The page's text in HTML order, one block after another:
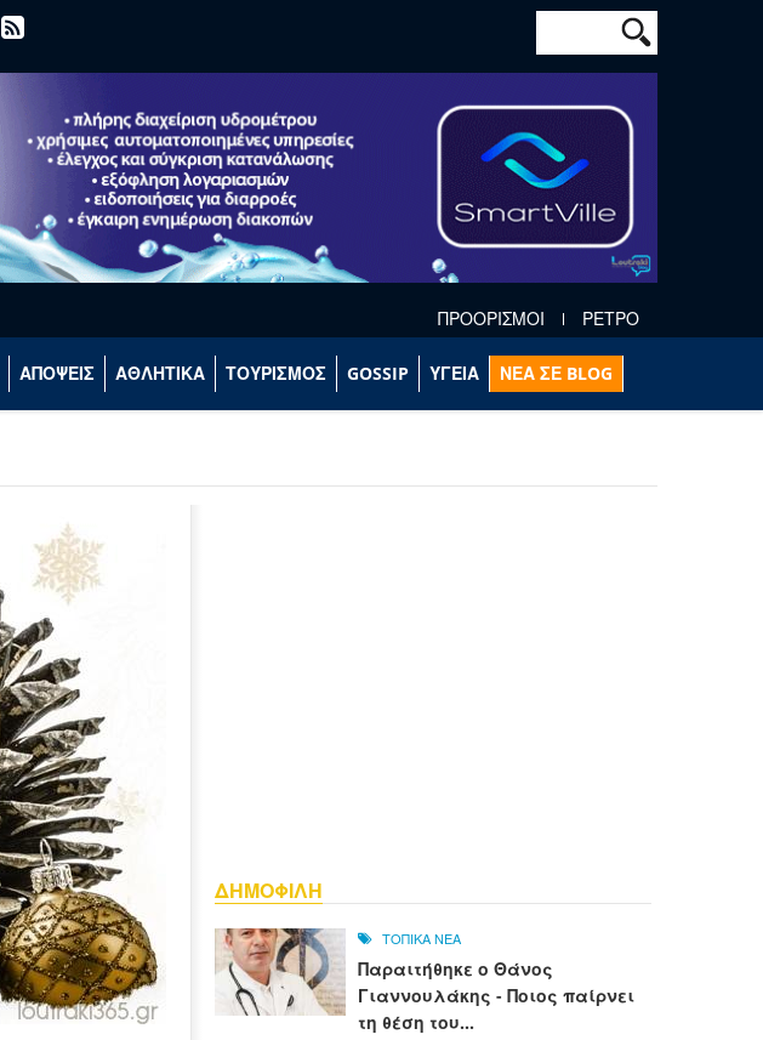
Φόρμα
Αναζήτηση
ΠΡΟΟΡΙΣΜΟΙ ΡΕΤΡΟ
ΑΠΟΨΕΙΣ ΑΘΛΗΤΙΚΑ ΤΟΥΡΙΣΜΟΣ GOSSIP ΥΓΕΙΑ ΝΕΑ ΣΕ BLOG
ΔΗΜΟΦΙΛΗ
ΤΟΠΙΚΑ ΝΕΑ
Παραιτήθηκε ο Θάνος
Γιαννουλάκης - Ποιος παίρνει
τη θέση του...